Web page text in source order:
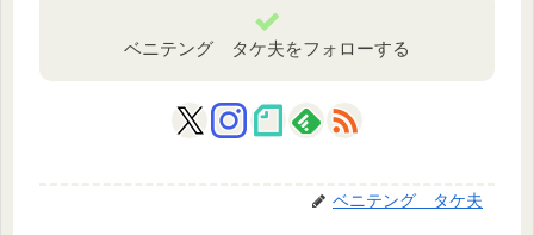
ベニテング タケ夫をフォローする
ベニテング タケ夫